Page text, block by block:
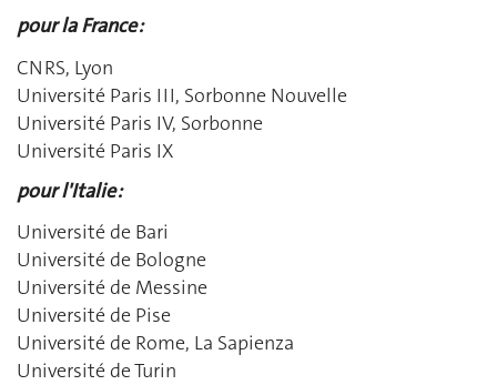
pour la France :
CNRS, Lyon
Université Paris III, Sorbonne Nouvelle
Université Paris IV, Sorbonne
Université Paris IX
pour l'Italie :
Université de Bari
Université de Bologne
Université de Messine
Université de Pise
Université de Rome, La Sapienza
Université de Turin